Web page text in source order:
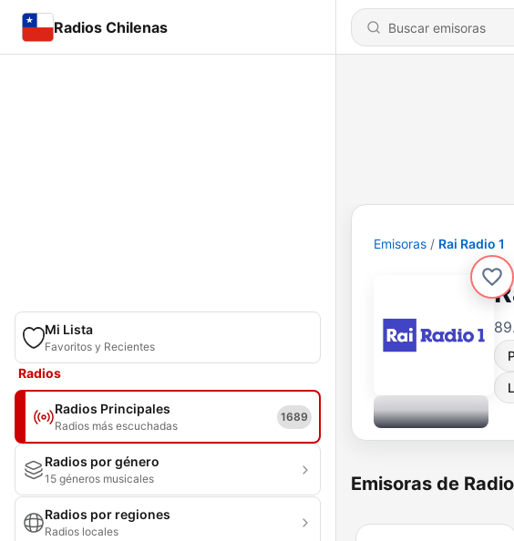
Radios Chilenas
Mi Lista
Favoritos y Recientes
Radios
Radios Principales
Radios más escuchadas
1689
Radios por género
15 géneros musicales
Radios por regiones
Radios locales
Emisoras Rai Radio 1
Emisoras de